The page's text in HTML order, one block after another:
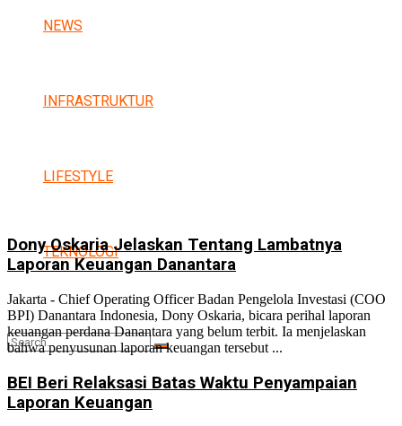
NEWS
INFRASTRUKTUR
LIFESTYLE
TEKNOLOGI
No Result
Dony Oskaria Jelaskan Tentang Lambatnya
Laporan Keuangan Danantara
Jakarta - Chief Operating Officer Badan Pengelola Investasi (COO
BPI) Danantara Indonesia, Dony Oskaria, bicara perihal laporan
keuangan perdana Danantara yang belum terbit. Ia menjelaskan
bahwa penyusunan laporan keuangan tersebut ...
BEI Beri Relaksasi Batas Waktu Penyampaian
Laporan Keuangan